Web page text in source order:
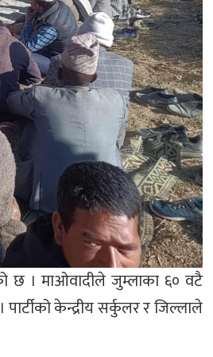
छ । माओवादीले जुम्लाका ६० वटै
केन्द्रीय सर्कुलर र जिल्लाले